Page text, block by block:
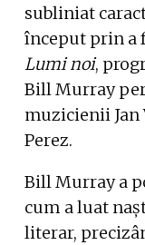
subliniat
început prin a
Lumi noi,
Bill Murray
muzicienii Jan
Perez.
Bill Murray a
cum a luat
literar,